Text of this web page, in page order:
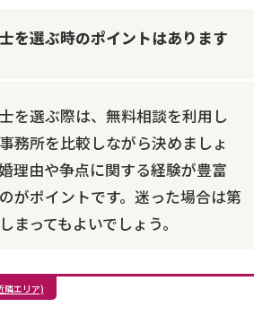
国際離婚
養育費問題
を選ぶ時のポイントはあります
を選ぶ際は、無料相談を利用し
務所を比較しながら決めましょ
理由や争点に関する経験が豊富
がポイントです。迷った場合は第
まってもよいでしょう。
隣エリア)